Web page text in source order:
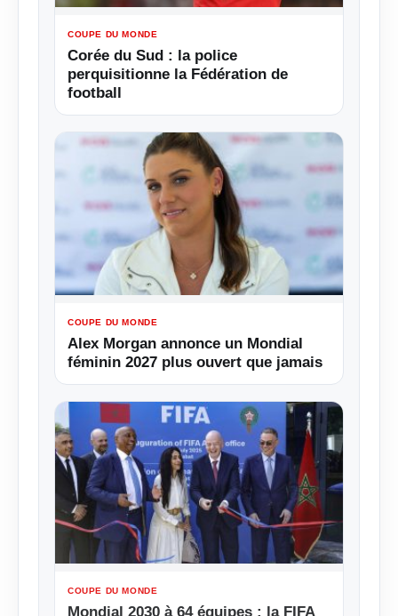
COUPE DU MONDE
Corée du Sud : la police
perquisitionne la Fédération de
football
COUPE DU MONDE
Alex Morgan annonce un Mondial
féminin 2027 plus ouvert que jamais
COUPE DU MONDE
Mondial 2030 à 64 équipes : la FIFA